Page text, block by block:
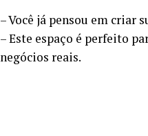
– Você já pensou em criar
– Este espaço é perfeito
negócios reais.